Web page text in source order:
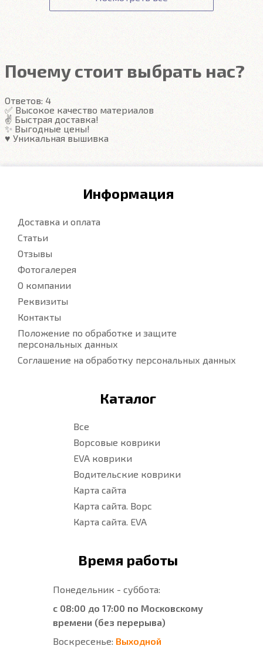
Гарантия на автоковрики 1 год.
сотрудники доступа не имеют.
Почему стоит выбрать нас?
Ответов: 4
✅ Высокое качество материалов
✌️ Быстрая доставка!
✨ Выгодные цены!
♥️ Уникальная вышивка
Информация
Доставка и оплата
Статьи
Отзывы
Фотогалерея
О компании
Реквизиты
Контакты
Положение по обработке и защите
персональных данных
Соглашение на обработку персональных данных
Каталог
Все
Ворсовые коврики
EVA коврики
Водительские коврики
Карта сайта
Карта сайта. Ворс
Карта сайта. EVA
Время работы
Понедельник - суббота:
с 08:00 до 17:00 по Московскому
времени (без перерыва)
Воскресенье: Выходной